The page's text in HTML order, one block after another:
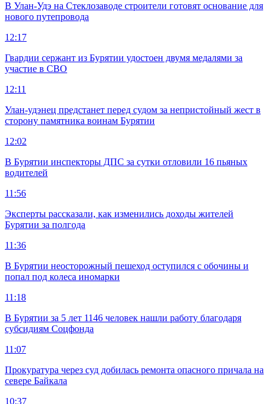
В Улан-Удэ на Стеклозаводе строители готовят основание для
нового путепровода
12:17
Гвардии сержант из Бурятии удостоен двумя медалями за
участие в СВО
12:11
Улан-удэнец предстанет перед судом за непристойный жест в
сторону памятника воинам Бурятии
12:02
В Бурятии инспекторы ДПС за сутки отловили 16 пьяных
водителей
11:56
Эксперты рассказали, как изменились доходы жителей
Бурятии за полгода
11:36
В Бурятии неосторожный пешеход оступился с обочины и
попал под колеса иномарки
11:18
В Бурятии за 5 лет 1146 человек нашли работу благодаря
субсидиям Соцфонда
11:07
Прокуратура через суд добилась ремонта опасного причала на
севере Байкала
10:37